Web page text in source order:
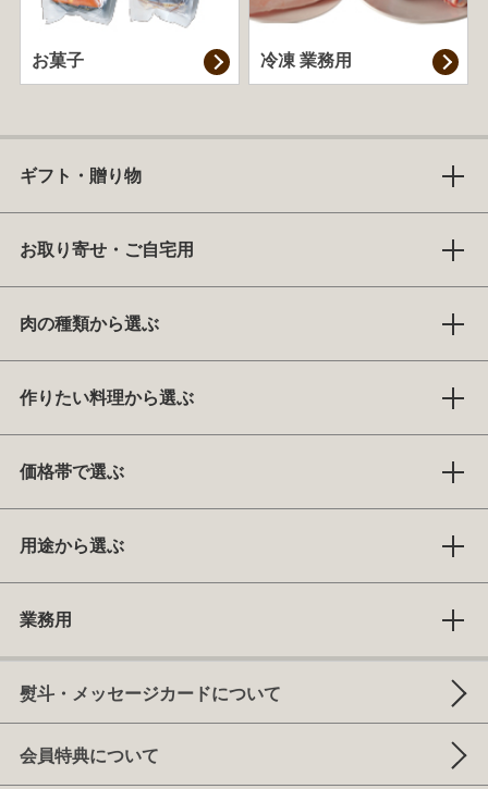
お菓子 冷凍 業務用
ギフト・贈り物
お取り寄せ・ご自宅用
肉の種類から選ぶ
作りたい料理から選ぶ
価格帯で選ぶ
用途から選ぶ
業務用
熨斗・メッセージカードについて
会員特典について